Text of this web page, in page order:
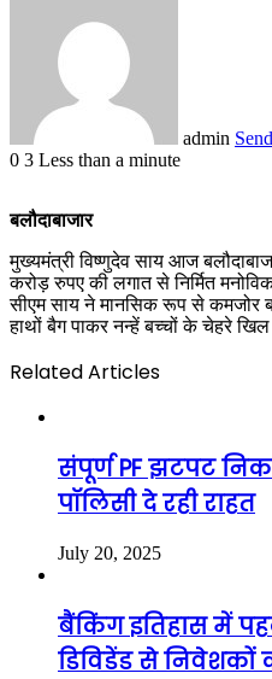
admin
0 3 Less than a minute
बलौदाबाजार
मुख्यमंत्री विष्णुदेव साय आज
करोड़ रुपए की लगात से निर्मित
सीएम साय ने मानसिक रूप से कमजोर
हाथों बैग पाकर नन्हें बच्चों के चेहरे
Related Articles
संपूर्ण PF झटपट
पॉलिसी दे रही राहत
July 20, 2025
बैंकिंग इतिहास में
डिविडेंड से निवेशकों